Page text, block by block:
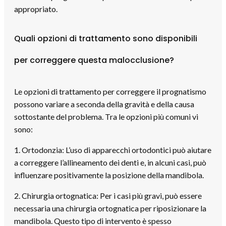
appropriato.
Quali opzioni di trattamento sono disponibili
per correggere questa malocclusione?
Le opzioni di trattamento per correggere il prognatismo
possono variare a seconda della gravità e della causa
sottostante del problema. Tra le opzioni più comuni vi
sono:
1. Ortodonzia: L’uso di apparecchi ortodontici può aiutare
a correggere l’allineamento dei denti e, in alcuni casi, può
influenzare positivamente la posizione della mandibola.
2. Chirurgia ortognatica: Per i casi più gravi, può essere
necessaria una chirurgia ortognatica per riposizionare la
mandibola. Questo tipo di intervento è spesso